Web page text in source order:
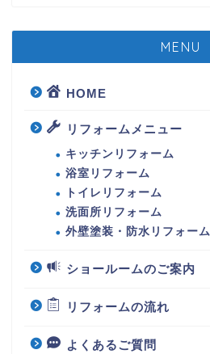
MENU
HOME
リフォームメニュー
キッチンリフォーム
浴室リフォーム
トイレリフォーム
洗面所リフォーム
外壁塗装・防水リフォーム
ショールームのご案内
リフォームの流れ
よくあるご質問